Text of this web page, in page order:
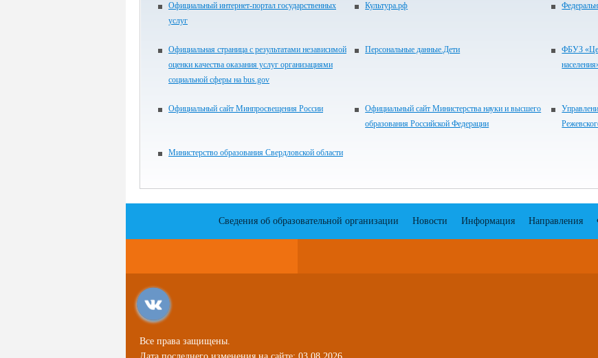
Официальный интернет-портал государственных
услуг
Культура.рф
Официальная страница с результатами независимой
оценки качества оказания услуг организациями
социальной сферы на bus.gov
Персональные данные.Дети
ФБУЗ
Официальный сайт Минпросвещения России
Официальный сайт Министерства науки и высшего
образования Российской Федерации
Министерство образования Свердловской области
Сведения об образовательной организации Новости Информация Направления
Все права защищены.